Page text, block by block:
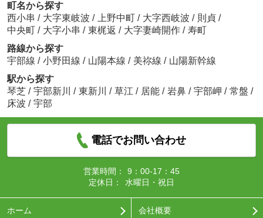
町名から探す
西小串 / 大字東岐波 / 上野中町 / 大字西岐波 / 則貞 /
中央町 / 大字小串 / 東梶返 / 大字妻崎開作 / 寿町
路線から探す
宇部線 / 小野田線 / 山陽本線 / 美祢線 / 山陽新幹線
駅から探す
琴芝 / 宇部新川 / 東新川 / 草江 / 居能 / 岩鼻 / 宇部岬 / 常盤 /
床波 / 宇部
電話でお問い合わせ
営業時間：
9：00-17：45
定休日：
水曜日・祝日
ホーム 会社概要